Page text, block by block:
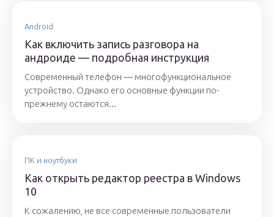
Android
Как включить запись разговора на
андроиде — подробная инструкция
Современный телефон — многофункциональное
устройство. Однако его основные функции по-
прежнему остаются...
ПК и ноутбуки
Как открыть редактор реестра в Windows
10
К сожалению, не все современные пользователи